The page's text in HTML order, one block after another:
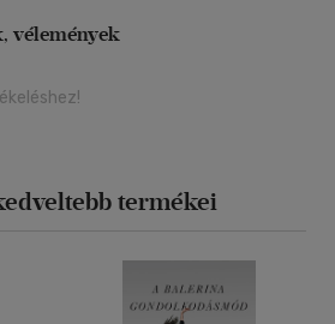
vélemények
termékei